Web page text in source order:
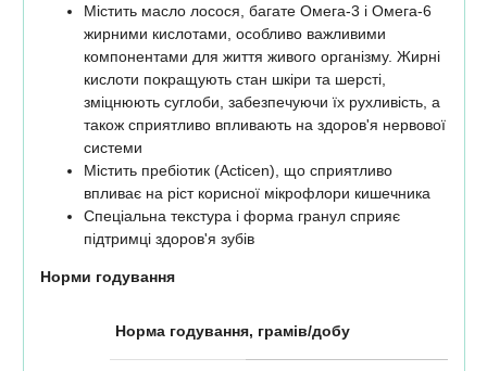
Містить масло лосося, багате Омега-3 і Омега-6
жирними кислотами, особливо важливими
компонентами для життя живого організму. Жирні
кислоти покращують стан шкіри та шерсті,
зміцнюють суглоби, забезпечуючи їх рухливість, а
також сприятливо впливають на здоров'я нервової
системи
Містить пребіотик (Acticen), що сприятливо
впливає на ріст корисної мікрофлори кишечника
Спеціальна текстура і форма гранул сприяє
підтримці здоров'я зубів
Норми годування
Норма годування, грамів/добу